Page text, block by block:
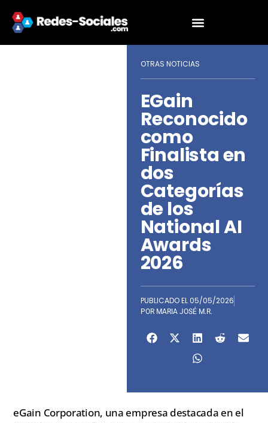
OTRAS NOTICIAS
EGain
Reconocido
como
Finalista en
dos
Categorías
de los
National AI
Awards
2026
PUBLICADO EL 05/05/2026
POR MARIA JOSÉ M.R.
eGain Corporation, una empresa destacada en el